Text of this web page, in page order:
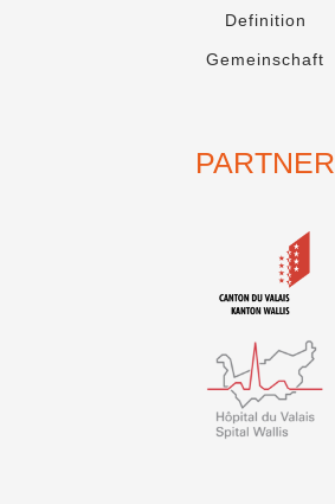
Definition
Gemeinschaft
PARTNER